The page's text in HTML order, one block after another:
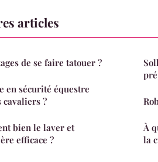
articles
de se faire tatouer ?
en sécurité équestre
cavaliers ?
bien le laver et
efficace ?
À
la